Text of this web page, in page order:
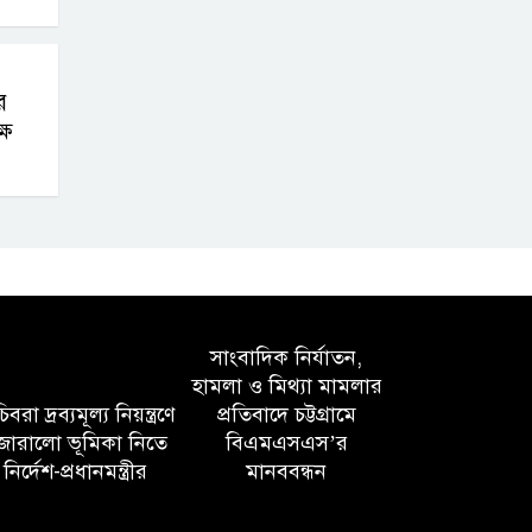
দ্রব্যমূল্য নিয়ন্ত্রণে
ভূমিকা নিতে
নির্দেশ-প্রধানমন্ত্রীর
সাংবাদিক নির্যাতন,
হামলা ও মিথ্যা মামলার
প্রতিবাদে চট্টগ্রামে
বিএমএসএস’র
মানববন্ধন